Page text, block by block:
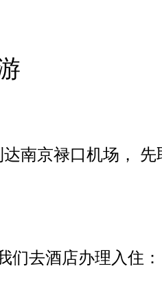
达南京禄口机场， 先
们去酒店办理入住：